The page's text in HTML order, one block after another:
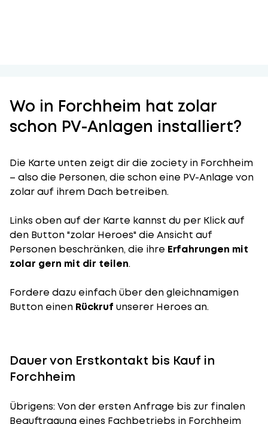
Wo in Forchheim hat zolar
schon PV-Anlagen installiert?
Die Karte unten zeigt dir die zociety in Forchheim
– also die Personen, die schon eine PV-Anlage von
zolar auf ihrem Dach betreiben.
Links oben auf der Karte kannst du per Klick auf
den Button "zolar Heroes" die Ansicht auf
Personen beschränken, die ihre Erfahrungen mit
zolar gern mit dir teilen.
Fordere dazu einfach über den gleichnamigen
Button einen Rückruf unserer Heroes an.
Dauer von Erstkontakt bis Kauf in
Forchheim
Übrigens: Von der ersten Anfrage bis zur finalen
Beauftragung eines Fachbetriebs in Forchheim